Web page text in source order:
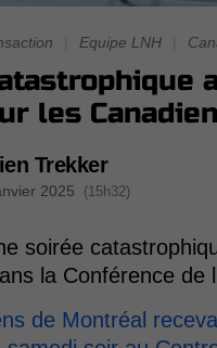
Equipe LNH
les
Trekker
2025 (15h32)
soirée
la Conférence de
de Montréal